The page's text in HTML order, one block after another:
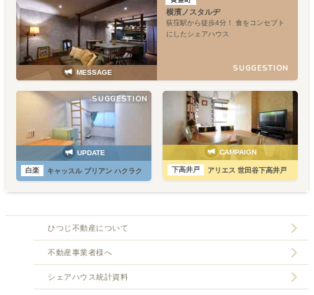
MESSAGE
横濱ノスタルヂ
荻窪駅から徒歩4分！ 食をコンセプト
にしたシェアハウス
SUGGESTION
UPDATE
白楽 キャッスル ブリアン ハクラク
SUGGESTION
CAMPAIGN
下高井戸 アリエス 世田谷下高井戸
ひつじ不動産について
不動産事業者様へ
シェアハウス統計資料